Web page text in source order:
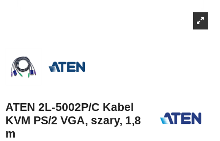
ATEN 2L-5002P/C Kabel
KVM PS/2 VGA, szary, 1,8
m